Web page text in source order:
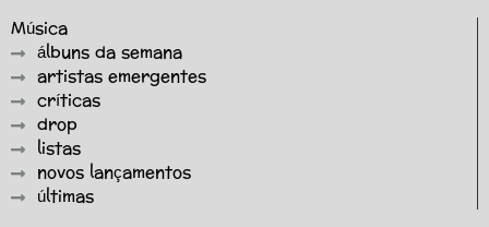
Música
álbuns da semana
artistas emergentes
críticas
drop
listas
novos lançamentos
últimas